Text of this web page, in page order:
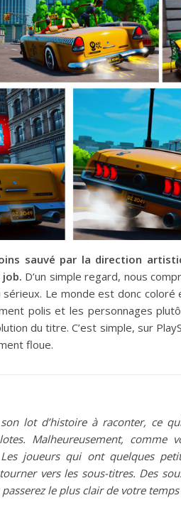
sauvé par la direction
D’un simple regard, nous
Le monde est donc
polis et les personnages
du titre. C’est simple, sur
floue.
lot d’histoire à raconter, ce
Malheureusement, comme
joueurs qui ont quelques
vers les sous-titres. Des
le plus clair de votre